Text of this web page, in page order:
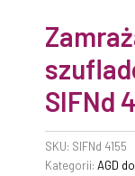
SIFNd
SKU: SIFNd 4155
Kategorii: AGD